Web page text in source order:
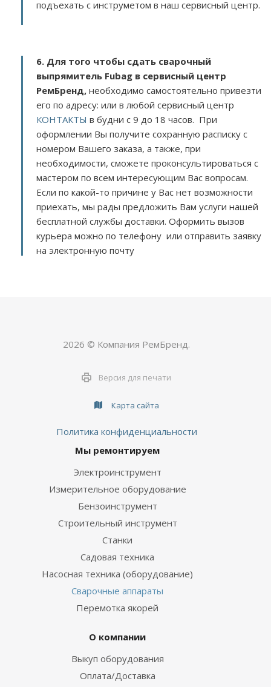
подъехать с инструметом в наш сервисный центр.
6. Для того чтобы сдать сварочный
выпрямитель Fubag в сервисный центр
РемБренд, необходимо самостоятельно привезти
его по адресу: или в любой сервисный центр
КОНТАКТЫ в будни с 9 до 18 часов. При
оформлении Вы получите сохранную расписку с
номером Вашего заказа, а также, при
необходимости, сможете проконсультироваться с
мастером по всем интересующим Вас вопросам.
Если по какой-то причине у Вас нет возможности
приехать, мы рады предложить Вам услуги нашей
бесплатной службы доставки. Оформить вызов
курьера можно по телефону или отправить заявку
на электронную почту
2026 © Компания РемБренд.
Версия для печати
Карта сайта
Политика конфиденциальности
Мы ремонтируем
Электроинструмент
Измерительное оборудование
Бензоинструмент
Строительный инструмент
Станки
Садовая техника
Насосная техника (оборудование)
Сварочные аппараты
Перемотка якорей
О компании
Выкуп оборудования
Оплата/Доставка